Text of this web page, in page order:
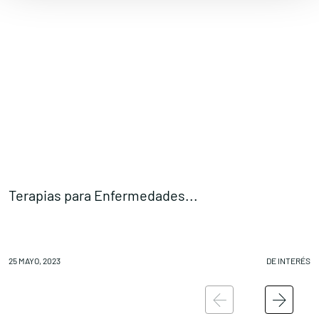
Terapias para Enfermedades...
25 MAYO, 2023 DE INTERÉS